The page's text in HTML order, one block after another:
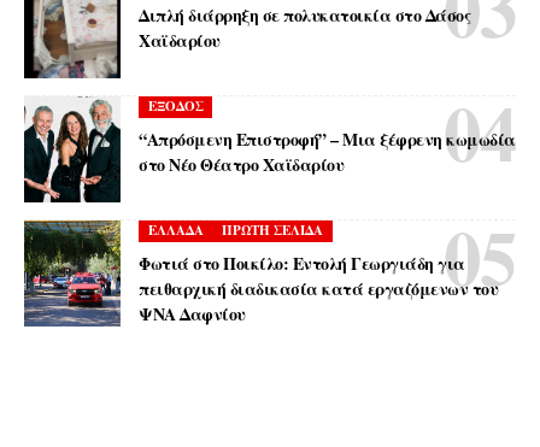
Διπλή διάρρηξη σε πολυκατοικία στο Δάσος
Χαϊδαρίου
ΕΞΟΔΟΣ
“Απρόσμενη Επιστροφή” – Μια ξέφρενη κωμωδία
στο Νέο Θέατρο Χαϊδαρίου
ΕΛΛΑΔΑ ΠΡΩΤΗ ΣΕΛΙΔΑ
Φωτιά στο Ποικίλο: Εντολή Γεωργιάδη για
πειθαρχική διαδικασία κατά εργαζόμενων του
ΨΝΑ Δαφνίου